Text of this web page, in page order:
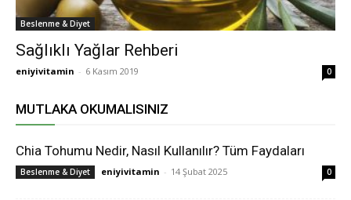
Beslenme & Diyet
Sağlıklı Yağlar Rehberi
eniyivitamin - 6 Kasım 2019 0
MUTLAKA OKUMALISINIZ
Chia Tohumu Nedir, Nasıl Kullanılır? Tüm Faydaları
Beslenme & Diyet eniyivitamin - 14 Şubat 2025 0